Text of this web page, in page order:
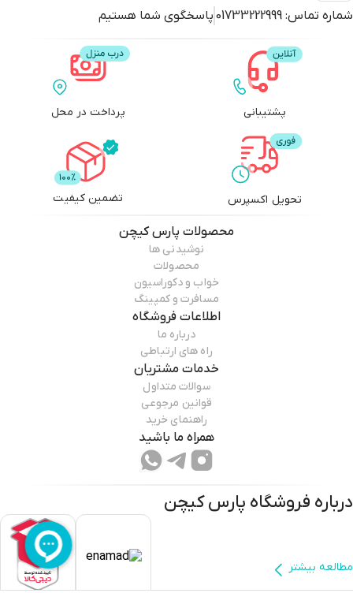
شماره تماس: 01733222999 پاسخگوی شما هستیم
پشتیبانی پرداخت در محل
تحویل اکسپرس تضمین کیفیت
محصولات پارس کیچن
نوشیدنی ها
محصولات
خواب و دکوراسیون
مسافرت و کمپینگ
اطلاعات فروشگاه
درباره ما
راه های ارتباطی
خدمات مشتریان
سوالات متداول
قوانین مرجوعی
راهنمای خرید
همراه ما باشید
درباره فروشگاه پارس کیچن
مطالعه بیشتر